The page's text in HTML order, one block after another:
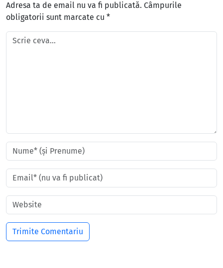
Adresa ta de email nu va fi publicată. Câmpurile
obligatorii sunt marcate cu *